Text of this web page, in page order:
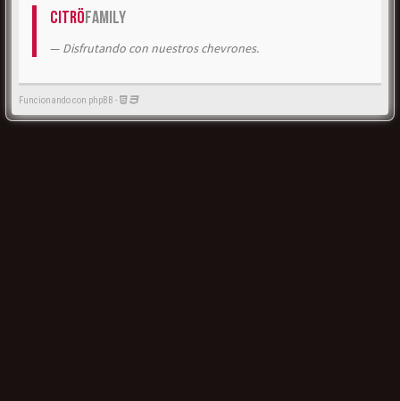
CitröFamily
Disfrutando con nuestros chevrones.
Funcionando con phpBB -